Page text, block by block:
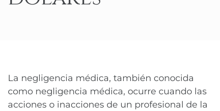
La negligencia médica, también conocida
como negligencia médica, ocurre cuando las
acciones o inacciones de un profesional de la